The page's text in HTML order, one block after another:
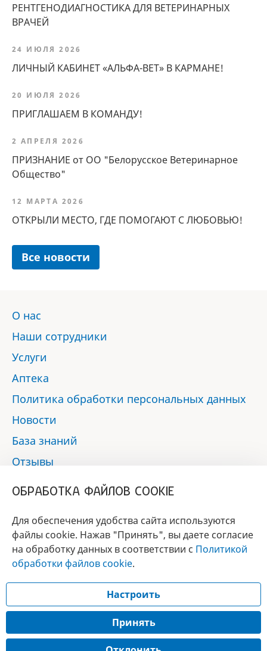
РЕНТГЕНОДИАГНОСТИКА ДЛЯ ВЕТЕРИНАРНЫХ
ВРАЧЕЙ
24 ИЮЛЯ 2026
ЛИЧНЫЙ КАБИНЕТ «АЛЬФА-ВЕТ» В КАРМАНЕ!
20 ИЮЛЯ 2026
ПРИГЛАШАЕМ В КОМАНДУ!
2 АПРЕЛЯ 2026
ПРИЗНАНИЕ от ОО "Белорусское Ветеринарное
Общество"
12 МАРТА 2026
ОТКРЫЛИ МЕСТО, ГДЕ ПОМОГАЮТ С ЛЮБОВЬЮ!
Все новости
О нас
Наши сотрудники
Услуги
Аптека
Политика обработки персональных данных
Новости
База знаний
Отзывы
БРЕНД
ГОДА 2017 - 2019
© 2017 - 2026 «Альфа-вет»
Разработка сайта —
ОБРАБОТКА ФАЙЛОВ COOKIE
Для обеспечения удобства сайта используются
файлы cookie. Нажав "Принять", вы даете согласие
на обработку данных в соответствии с Политикой
обработки файлов cookie.
Настроить
Принять